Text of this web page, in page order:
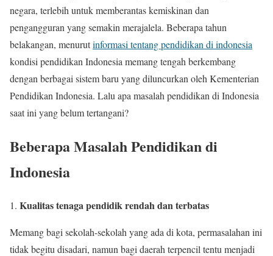
negara, terlebih untuk memberantas kemiskinan dan
pengangguran yang semakin merajalela. Beberapa tahun
belakangan, menurutinformasi tentang pendidikan di indonesia
kondisi pendidikan Indonesia memang tengah berkembang
dengan berbagai sistem baru yang diluncurkan oleh Kementerian
Pendidikan Indonesia. Lalu apa masalah pendidikan di Indonesia
saat ini yang belum tertangani?
Beberapa Masalah Pendidikan di
Indonesia
Kualitas tenaga pendidik rendah dan terbatas
Memang bagi sekolah-sekolah yang ada di kota, permasalahan ini
tidak begitu disadari, namun bagi daerah terpencil tentu menjadi